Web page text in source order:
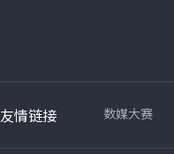
友情链接 数媒大赛